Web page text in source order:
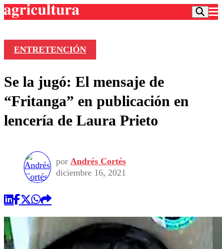
Frecuencias
Agricultura TV
Deportes
Colo Colo
Seleccion Chilena
Torneo Internacional
Entretención
Economía
Internacional
Publicaciones en medios
Opinión
ENTRETENCIÓN
Se la jugó: El mensaje de
“Fritanga” en publicación en
lencería de Laura Prieto
por Andrés Cortés
diciembre 16, 2021